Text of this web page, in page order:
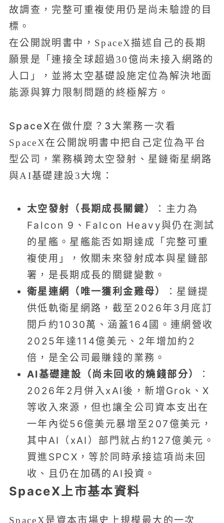
故調查，完整可重複使用仍是尚未驗證的目
標。
在公開說明書中，SpaceX描述自己的長期
願景是「連接全球超過30億尚未接入網路的
人口」，並將太空基礎設施定位為解決地面
能源與算力限制問題的終極解方。
SpaceX在做什麼？3大業務一次看
SpaceX在公開說明書中把自己定位為平台
型公司，業務橫跨太空發射、星鏈衛星網路
與AI基礎建設3大塊：
太空發射（長期成長關鍵）
：主力為
Falcon 9、Falcon Heavy與仍在測試
的星艦。星艦能否如期達成「完整可重
複使用」，攸關未來發射成本與星鏈部
署，是長期成長的關鍵變數。
衛星連網（唯一獲利金雞母）
：星鏈提
供低軌衛星網路，截至2026年3月底訂
閱戶約1030萬、涵蓋164國。連網營收
2025年達114億美元、2年增加約2
倍，是全公司最賺錢的業務。
AI基礎建設（尚未回收的燒錢部分）
：
2026年2月併入xAI後，新增Grok、X
等收入來源，但也讓全公司資本支出在
一年內從56億美元暴增至207億美元，
其中AI（xAI）部門就占約127億美元。
買進SPCX，等於同時承接這項尚未回
收、且仍在加碼的AI投資。
SpaceX上市基本資料
SpaceX是資本市場史上規模最大的一次